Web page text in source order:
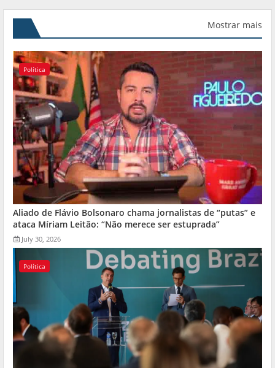
Mostrar mais
Política
Aliado de Flávio Bolsonaro chama jornalistas de “putas” e
ataca Míriam Leitão: “Não merece ser estuprada”
July 30, 2026
Política